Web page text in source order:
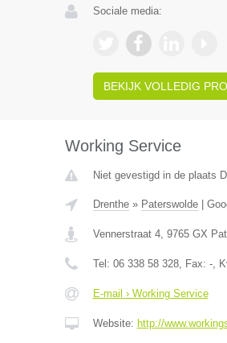
Sociale media:
BEKIJK VOLLEDIG
Working Service
Niet gevestigd in de plaats
Drenthe» Paterswolde|
Vennerstraat 4, 9765 GX
Tel: 06 338 58 328, Fax: -,
E-mail › Working Service
Website: http://